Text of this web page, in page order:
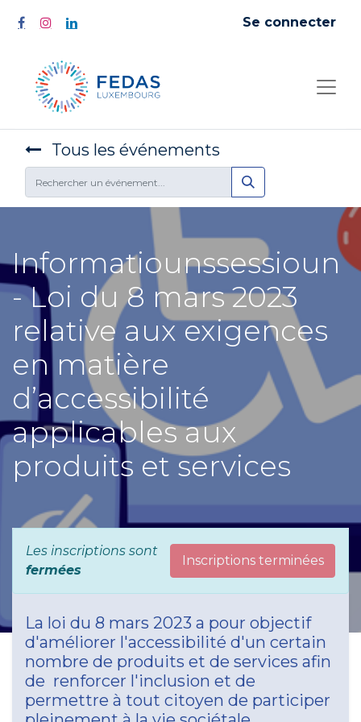
Se connecter
Tous les événements
Informatiounssessioun
- Loi du 8 mars 2023
relative aux exigences
en matière
d’accessibilité
applicables aux
produits et services
Les inscriptions sont
fermées
Inscriptions terminées
La loi du 8 mars 2023 a pour objectif
d'améliorer l'accessibilité d'un certain
nombre de produits et de services afin
de renforcer l'inclusion et de
permettre à tout citoyen de participer